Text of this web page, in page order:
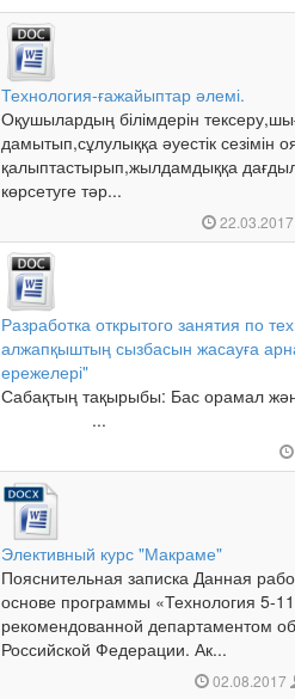
Технология-ғажайыптар әлемі.
Оқушылардың білімдерін
дамытып,сұлулыққа әуестік сезімін
қалыптастырып,жылдамдыққа
көрсетуге тәр...
Разработка открытого занятия по
алжапқыштың сызбасын жасауға
ережелері"
Сабақтың тақырыбы: Бас орамал
...
Элективный курс "Макраме"
Пояснительная записка Данная
основе программы «Технология 5-
рекомендованной департаментом
Российской Федерации. Ак...
02.08.2017